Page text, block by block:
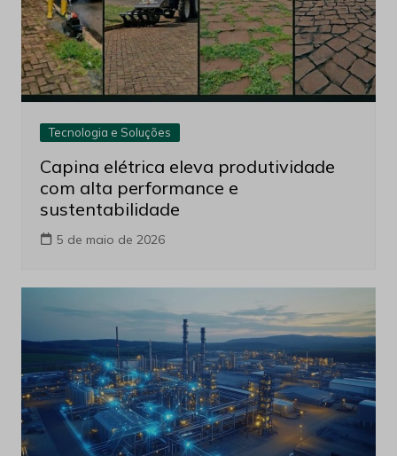
Tecnologia e Soluções
Capina elétrica eleva produtividade
com alta performance e
sustentabilidade
5 de maio de 2026